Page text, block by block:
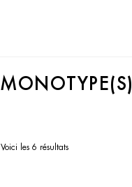
MONOTYPE(S)
Voici les 6 résultats